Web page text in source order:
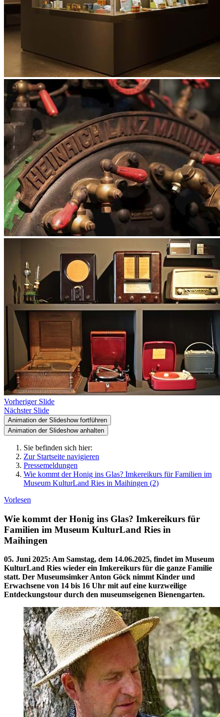
Vorheriger Slide
Nächster Slide
Animation der Slideshow fortführen
Animation der Slideshow anhalten
Sie befinden sich hier:
Zur Startseite navigieren
Pressemeldungen
Wie kommt der Honig ins Glas? Imkereikurs für Familien im
Museum KulturLand Ries in Maihingen (2)
Vorlesen
Wie kommt der Honig ins Glas? Imkereikurs für
Familien im Museum KulturLand Ries in
Maihingen
05. Juni 2025: Am Samstag, dem 14.06.2025, findet im Museum
KulturLand Ries wieder ein Imkereikurs für die ganze Familie
statt. Der Museumsimker Anton Göck nimmt Kinder und
Erwachsene von 14 bis 16 Uhr mit auf eine kurzweilige
Entdeckungstour durch den museumseigenen Bienengarten.